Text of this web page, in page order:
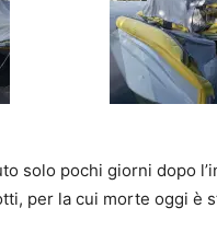
solo pochi giorni dopo
per la cui morte oggi è